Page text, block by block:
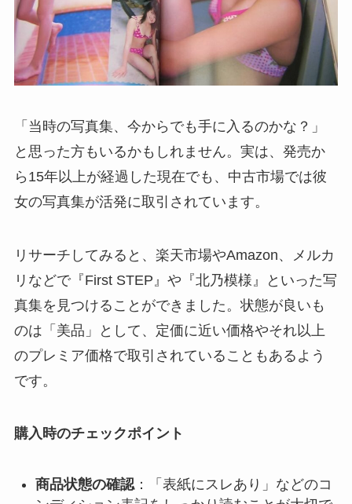
「当時の写真集、今からでも手に入るのかな？」
と思った方もいるかもしれません。実は、発売か
ら15年以上が経過した現在でも、中古市場では彼
女の写真集が活発に取引されています。
リサーチしてみると、楽天市場やAmazon、メルカ
リなどで『First STEP』や『北乃模様』といった写
真集を見つけることができました。状態が良いも
のは「美品」として、定価に近い価格やそれ以上
のプレミア価格で取引されていることもあるよう
です。
購入時のチェックポイント
商品状態の確認：「表紙にスレあり」などのコ